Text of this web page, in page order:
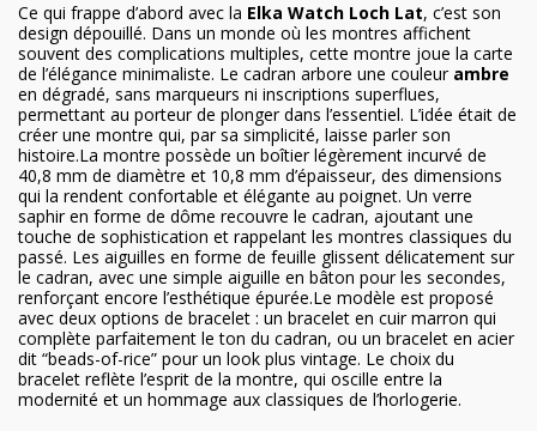
Ce qui frappe d’abord avec la Elka Watch Loch Lat, c’est son
design dépouillé. Dans un monde où les montres affichent
souvent des complications multiples, cette montre joue la carte
de l’élégance minimaliste. Le cadran arbore une couleur ambre
en dégradé, sans marqueurs ni inscriptions superflues,
permettant au porteur de plonger dans l’essentiel. L’idée était de
créer une montre qui, par sa simplicité, laisse parler son
histoire.La montre possède un boîtier légèrement incurvé de
40,8 mm de diamètre et 10,8 mm d’épaisseur, des dimensions
qui la rendent confortable et élégante au poignet. Un verre
saphir en forme de dôme recouvre le cadran, ajoutant une
touche de sophistication et rappelant les montres classiques du
passé. Les aiguilles en forme de feuille glissent délicatement sur
le cadran, avec une simple aiguille en bâton pour les secondes,
renforçant encore l’esthétique épurée.Le modèle est proposé
avec deux options de bracelet : un bracelet en cuir marron qui
complète parfaitement le ton du cadran, ou un bracelet en acier
dit “beads-of-rice” pour un look plus vintage. Le choix du
bracelet reflète l’esprit de la montre, qui oscille entre la
modernité et un hommage aux classiques de l’horlogerie.